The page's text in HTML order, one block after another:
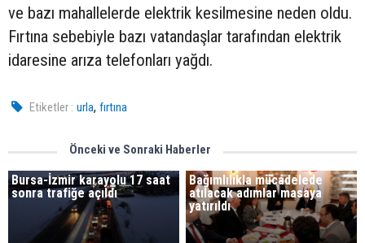
ve bazı mahallelerde elektrik kesilmesine neden oldu.
Fırtına sebebiyle bazı vatandaşlar tarafından elektrik
idaresine arıza telefonları yağdı.
Etiketler : urla,fırtına
Önceki ve Sonraki Haberler
Bursa-İzmir karayolu 17 saat
sonra trafiğe açıldı
Bağımlılıkla mücadelede
atılacak adımlar masaya
yatırıldı